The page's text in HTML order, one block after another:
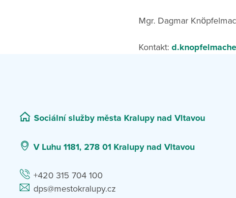
Mgr. Dagmar
Kontakt:
Sociální služby města Kralupy nad Vltavou
V Luhu 1181, 278 01 Kralupy nad Vltavou
+420 315 704 100
dps@mestokralupy.cz